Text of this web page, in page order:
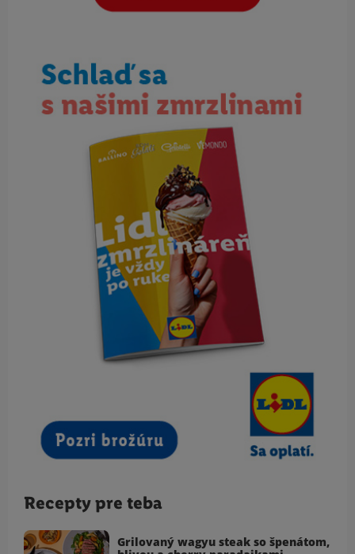
Recepty pre teba
Grilovaný wagyu steak so špenátom,